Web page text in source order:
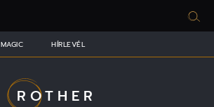
MAGIC HÍRLEVÉL
ROTHER